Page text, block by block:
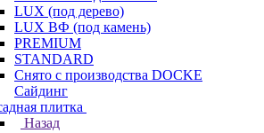
LUX (под дерево)
LUX ВФ (под камень)
PREMIUM
STANDARD
Снято с производства DOCKE
Сайдинг
плитка
Назад